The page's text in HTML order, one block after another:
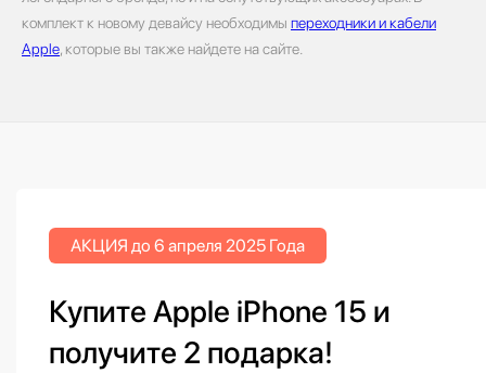
комплект к новому девайсу необходимы переходники и кабели
Apple, которые вы также найдете на сайте.
АКЦИЯ до 6 апреля 2025 Года
Купите Apple iPhone 15 и
получите 2 подарка!